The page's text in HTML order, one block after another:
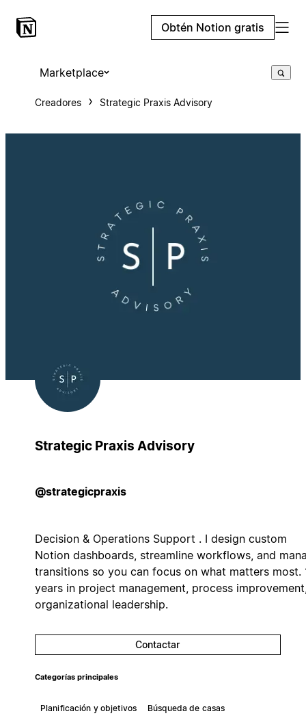
Obtén Notion gratis
Marketplace
Creadores Strategic Praxis Advisory
Strategic Praxis Advisory
@strategicpraxis
Decision & Operations Support . I design custom
Notion dashboards, streamline workflows, and
transitions so you can focus on what matters most.
years in project management, process
organizational leadership.
Contactar
Categorías principales
Planificación y objetivos
Búsqueda de casas